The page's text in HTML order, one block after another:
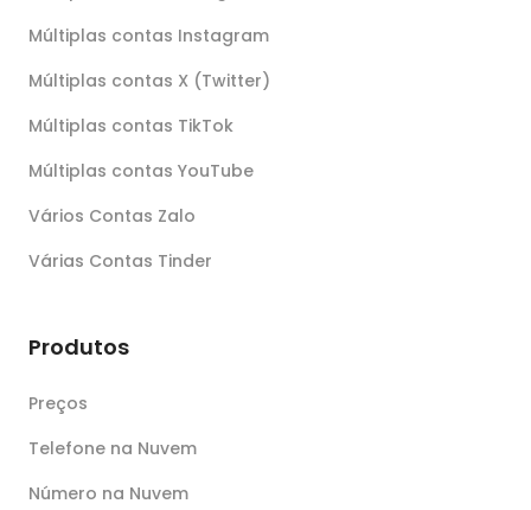
Múltiplas contas Instagram
Múltiplas contas X (Twitter)
Múltiplas contas TikTok
Múltiplas contas YouTube
Vários Contas Zalo
Várias Contas Tinder
Produtos
Preços
Telefone na Nuvem
Número na Nuvem